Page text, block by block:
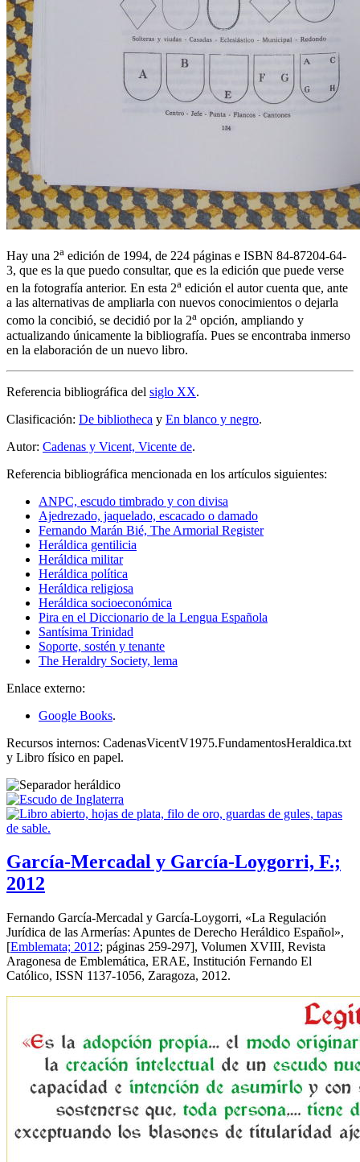
Hay una 2a edición de 1994, de 224 páginas e ISBN 84-87204-64-
3, que es la que puedo consultar, que es la edición que puede verse
en la fotografía anterior. En esta 2a edición el autor cuenta que, ante
a las alternativas de ampliarla con nuevos conocimientos o dejarla
como la concibió, se decidió por la 2a opción, ampliando y
actualizando únicamente la bibliografía. Pues se encontraba inmerso
en la elaboración de un nuevo libro.
Referencia bibliográfica del siglo XX.
Clasificación: De bibliotheca y En blanco y negro.
Autor: Cadenas y Vicent, Vicente de.
Referencia bibliográfica mencionada en los artículos siguientes:
ANPC, escudo timbrado y con divisa
Ajedrezado, jaquelado, escacado o damado
Fernando Marán Bié, The Armorial Register
Heráldica gentilicia
Heráldica militar
Heráldica política
Heráldica religiosa
Heráldica socioeconómica
Pira en el Diccionario de la Lengua Española
Santísima Trinidad
Soporte, sostén y tenante
The Heraldry Society, lema
Enlace externo:
Google Books.
Recursos internos: CadenasVicentV1975.FundamentosHeraldica.txt
y Libro físico en papel.
García-Mercadal y García-Loygorri, F.;
2012
Fernando García-Mercadal y García-Loygorri, «La Regulación
Jurídica de las Armerías: Apuntes de Derecho Heráldico Español»,
[Emblemata; 2012; páginas 259-297], Volumen XVIII, Revista
Aragonesa de Emblemática, ERAE, Institución Fernando El
Católico, ISSN 1137-1056, Zaragoza, 2012.